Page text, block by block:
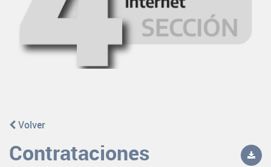
Volver
Contrataciones